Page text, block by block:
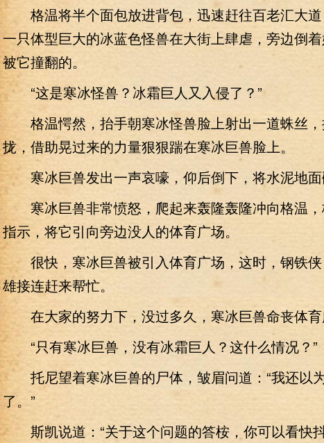
格温将半个面包放进背包，迅速赶往百老汇大道
一只体型巨大的冰蓝色怪兽在大街上肆虐，旁边倒
被它撞翻的。
“这是寒冰怪兽？冰霜巨人又入侵了？”
格温愕然，抬手朝寒冰怪兽脸上射出一道蛛丝，
拢，借助晃过来的力量狠狠踹在寒冰巨兽脸上。
寒冰巨兽发出一声哀嚎，仰后倒下，将水泥地面
寒冰巨兽非常愤怒，爬起来轰隆轰隆冲向格温，
指示，将它引向旁边没人的体育广场。
很快，寒冰巨兽被引入体育广场，这时，钢铁侠
雄接连赶来帮忙。
在大家的努力下，没过多久，寒冰巨兽命丧体育
“只有寒冰巨兽，没有冰霜巨人？这什么情况？”
托尼望着寒冰巨兽的尸体，皱眉问道：“我还以
了。”
斯凯说道：“关于这个问题的答桉，你可以看快